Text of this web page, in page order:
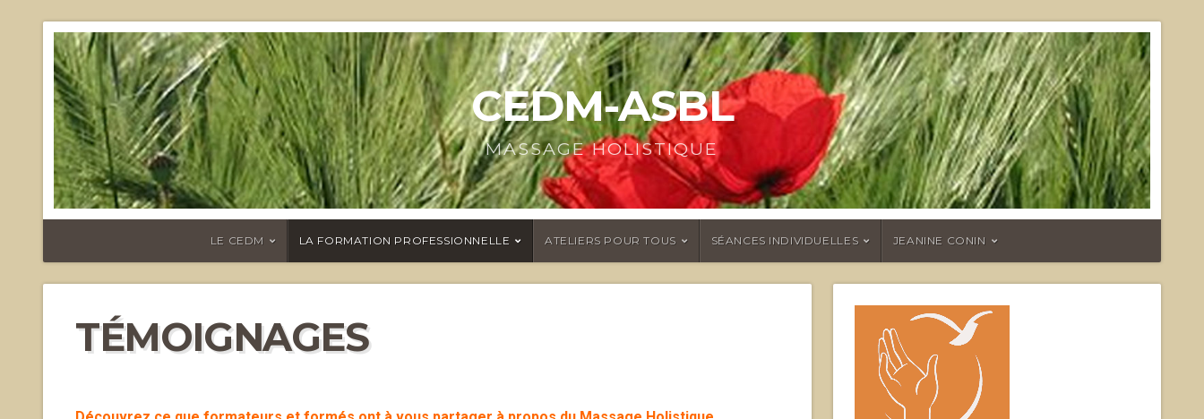
CEDM-ASBL
MASSAGE HOLISTIQUE
LE CEDM LA FORMATION PROFESSIONNELLE ATELIERS POUR TOUS SÉANCES INDIVIDUELLES JEANINE CONIN
TÉMOIGNAGES